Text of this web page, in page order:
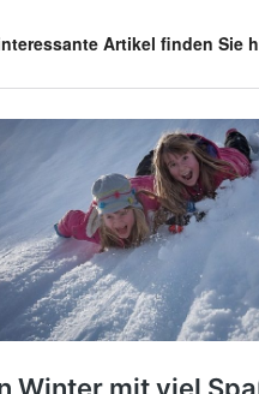
Artikel finden Sie